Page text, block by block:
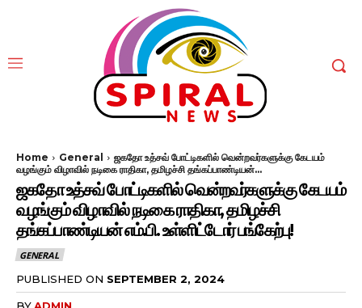
Home General
ஜகதோ உத்சவ் போட்டிகளில் வென்றவர்களுக்கு கேடயம்
வழங்கும் விழாவில் நடிகை ராதிகா, தமிழச்சி தங்கப்பாண்டியன்...
ஜகதோ உத்சவ் போட்டிகளில் வென்றவர்களுக்கு கேடயம்
வழங்கும் விழாவில் நடிகை ராதிகா, தமிழச்சி
தங்கப்பாண்டியன் எம்.பி. உள்ளிட்டோர் பங்கேற்பு!
GENERAL
PUBLISHED ON SEPTEMBER 2, 2024
BYADMIN